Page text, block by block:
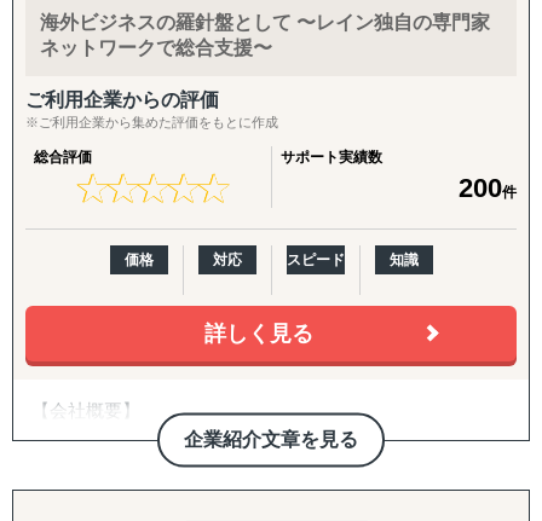
『集客活動チーム』
立する
↳ 多言語サイト制作
↳ EC運用
↳ SNS運用
↳ 広告運用（Google／Meta など）
↳ インフルエンサー施策
↳ 画像・動画コンテンツ制作
『販路構築チーム』
目的：海外現地で最適なパートナーとの取引を創出する
↳ 商談向け資料制作
↳ アポイント取得
↳ 商談創出・交渉サポート
また、得られたデータや分析から、具体的な戦略と実行可
能な施策提案まで行っております。貴社の「適切な経営判
す。
ありがたいことに、これまでたくさんの企業様を支援させ
ていただきましたが、相談いただくほどんどの企業様が、
「どの国・地域に参入すべきかわからない」
「進出に踏み切れる客観的データがない」
「海外進出がはじめてだから落とし穴が多そうで困ってい
などいったお悩みを抱えています。こういったお悩みの企
業のご担当者は、ぜひ一度、アクシアマーケティングにご
連絡ください。
東南アジアや中国、韓国、インドをはじめ、北米や欧州と
いった幅広い国・地域での調査実績があり、調査・分析に
特化している弊社が、貴社の海外事業の成功に向けて、伴
走支援させていただきます。
海外ビジネスの羅針盤として 〜レイン独自の専門家
ネットワークで総合支援〜
ご利用企業からの評価
※ご利用企業から集めた評価をもとに作成
総合評価
★★★★★
★★★★★
サポート実績数
200件
価格 対応 スピード 知識
詳しく見る
企業紹介文章を見る
【会社概要】
■私たちレインは、世界40カ国以上にわたり構築された専
門家とのネットワークで、様々な日本
企業のグローバルな展望に基づいた海外進出の支援をし